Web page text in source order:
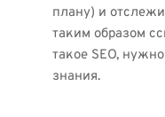
плану) и
таким образом
такое SEO,
знания.